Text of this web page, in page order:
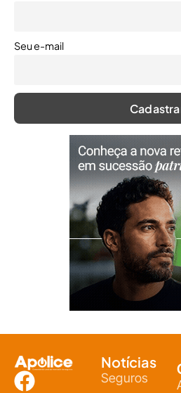
Seu e-mail
Notícias
Seguros